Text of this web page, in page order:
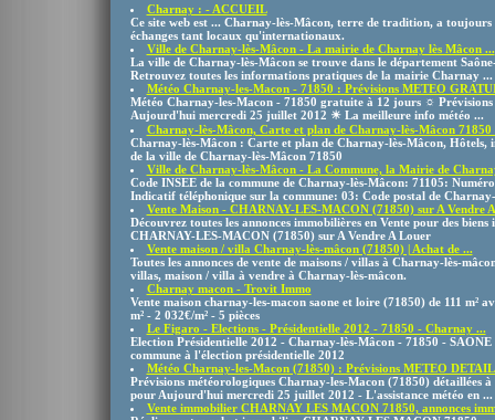
Charnay : - ACCUEIL
Ce site web est ... Charnay-lès-Mâcon, terre de tradition, a
échanges tant locaux qu'internationaux.
Ville de Charnay-lès-Mâcon - La mairie de Charnay lès Mâcon ...
La ville de Charnay-lès-Mâcon se trouve dans le département
Retrouvez toutes les informations pratiques de la mairie Charnay ...
Météo Charnay-les-Macon - 71850 : Prévisions METEO
Météo Charnay-les-Macon - 71850 gratuite à 12 jours ☼
Aujourd'hui mercredi 25 juillet 2012 ☀ La meilleure info météo ...
Charnay-lès-Mâcon, Carte et plan de Charnay-lès-Mâcon 71850
Charnay-lès-Mâcon : Carte et plan de Charnay-lès-Mâcon, Hôtels,
de la ville de Charnay-lès-Mâcon 71850
Ville de Charnay-lès-Mâcon - La Commune, la Mairie de
Code INSEE de la commune de Charnay-lès-Mâcon: 71105:
Indicatif téléphonique sur la commune: 03: Code postal de
Vente Maison - CHARNAY-LES-MACON (71850) sur A Vendre
Découvrez toutes les annonces immobilières en Vente pour des
CHARNAY-LES-MACON (71850) sur A Vendre A Louer
Vente maison / villa Charnay-lès-mâcon (71850) | Achat de ...
Toutes les annonces de vente de maisons / villas à Charnay-lès-
villas, maison / villa à vendre à Charnay-lès-mâcon.
Charnay macon - Trovit Immo
Vente maison charnay-les-macon saone et loire (71850) de 111 m²
m² - 2 032€/m² - 5 pièces
Le Figaro - Elections - Présidentielle 2012 - 71850 - Charnay ...
Election Présidentielle 2012 - Charnay-lès-Mâcon - 71850 -
commune à l'élection présidentielle 2012
Météo Charnay-les-Macon (71850) : Prévisions METEO
Prévisions météorologiques Charnay-les-Macon (71850) détaillées
pour Aujourd'hui mercredi 25 juillet 2012 - L'assistance météo en ...
Vente immobilier CHARNAY LES MACON 71850, annonces